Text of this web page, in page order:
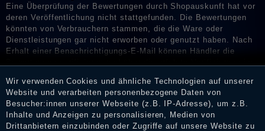
Eine Überprüfung der Bewertungen durch Shopauskunft hat vor
deren Veröffentlichung nicht stattgefunden. Die Bewertungen
könnten von Verbrauchern stammen, die die Ware oder
Dienstleistungen gar nicht erworben oder genutzt haben. Nach
Erhalt einer Benachrichtigungs-E-Mail können Händler die
Impressum
Wir verwenden Cookies und ähnliche Technologien auf unserer
Website und verarbeiten personenbezogene Daten von
Besucher:innen unserer Webseite (z.B. IP-Adresse), um z.B.
Inhalte und Anzeigen zu personalisieren, Medien von
Drittanbietern einzubinden oder Zugriffe auf unsere Website zu